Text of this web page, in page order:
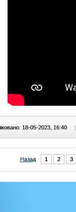
18-05-2023, 16:40 |
Назад 1 2 3